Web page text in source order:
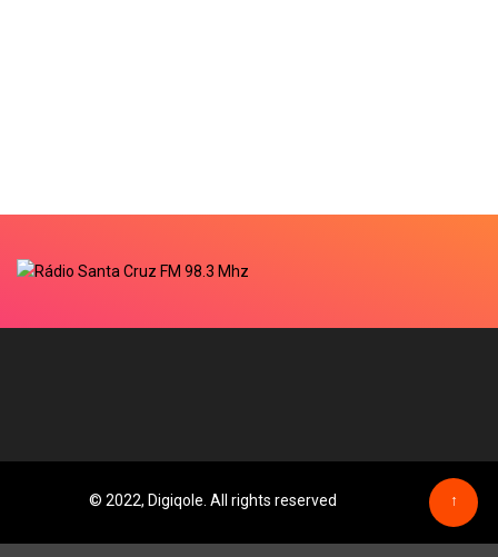
© 2022, Digiqole. All rights reserved ↑